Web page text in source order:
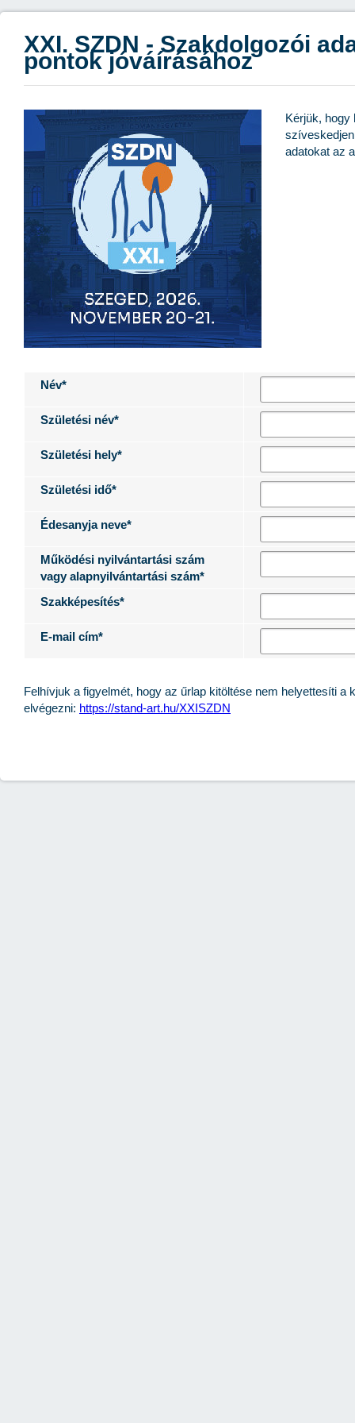
XXI. SZDN - Szakdolgozói
pontok jóváírásához
Kérjük, hogy
adatokat az
Név*
Születési név*
Születési hely*
Születési idő*
Édesanyja neve*
Működési nyilvántartási szám
vagy alapnyilvántartási szám*
Szakképesítés*
E-mail cím*
Felhívjuk a figyelmét, hogy az űrlap kitöltése nem helyettesíti
elvégezni: https://stand-art.hu/XXISZDN